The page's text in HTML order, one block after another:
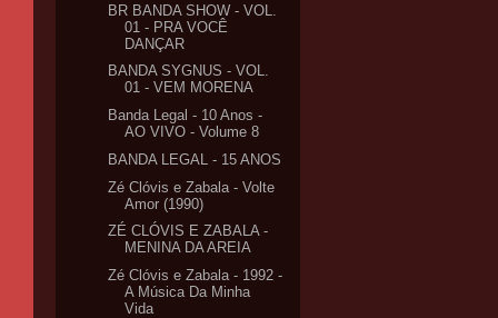
BR BANDA SHOW - VOL.
01 - PRA VOCÊ
DANÇAR
BANDA SYGNUS - VOL.
01 - VEM MORENA
Banda Legal - 10 Anos -
AO VIVO - Volume 8
BANDA LEGAL - 15 ANOS
Zé Clóvis e Zabala - Volte
Amor (1990)
ZÉ CLÓVIS E ZABALA -
MENINA DA AREIA
Zé Clóvis e Zabala - 1992 -
A Música Da Minha
Vida